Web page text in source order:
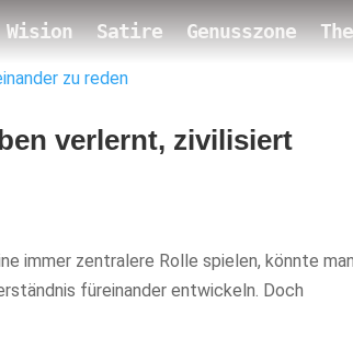
Wision Satire Genusszone
verlernt, zivilisiert
immer zentralere Rolle spielen, könnte man
füreinander entwickeln. Doch